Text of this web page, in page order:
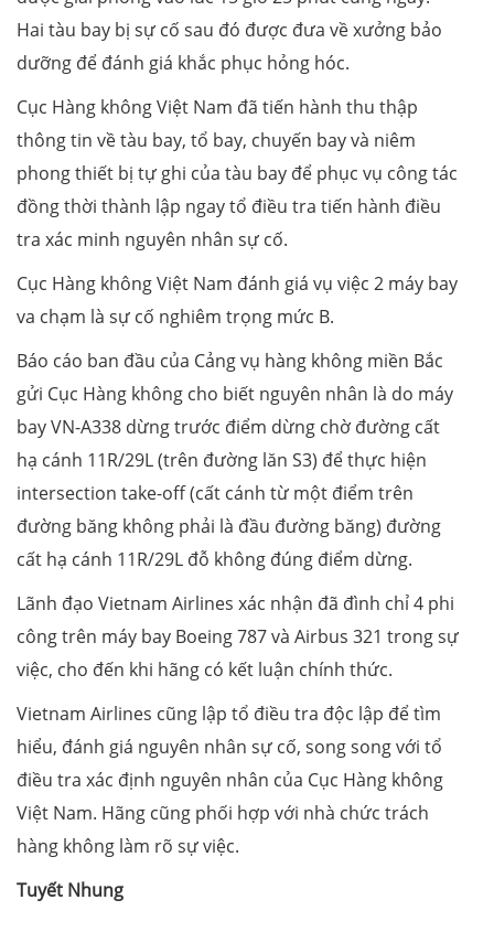
Hai tàu bay bị sự cố sau đó được đưa về xưởng bảo
dưỡng để đánh giá khắc phục hỏng hóc.
Cục Hàng không Việt Nam đã tiến hành thu thập
thông tin về tàu bay, tổ bay, chuyến bay và niêm
phong thiết bị tự ghi của tàu bay để phục vụ công tác
đồng thời thành lập ngay tổ điều tra tiến hành điều
tra xác minh nguyên nhân sự cố.
Cục Hàng không Việt Nam đánh giá vụ việc 2 máy bay
va chạm là sự cố nghiêm trọng mức B.
Báo cáo ban đầu của Cảng vụ hàng không miền Bắc
gửi Cục Hàng không cho biết nguyên nhân là do máy
bay VN-A338 dừng trước điểm dừng chờ đường cất
hạ cánh 11R/29L (trên đường lăn S3) để thực hiện
intersection take-off (cất cánh từ một điểm trên
đường băng không phải là đầu đường băng) đường
cất hạ cánh 11R/29L đỗ không đúng điểm dừng.
Lãnh đạo Vietnam Airlines xác nhận đã đình chỉ 4 phi
công trên máy bay Boeing 787 và Airbus 321 trong sự
việc, cho đến khi hãng có kết luận chính thức.
Vietnam Airlines cũng lập tổ điều tra độc lập để tìm
hiểu, đánh giá nguyên nhân sự cố, song song với tổ
điều tra xác định nguyên nhân của Cục Hàng không
Việt Nam. Hãng cũng phối hợp với nhà chức trách
hàng không làm rõ sự việc.
Tuyết Nhung